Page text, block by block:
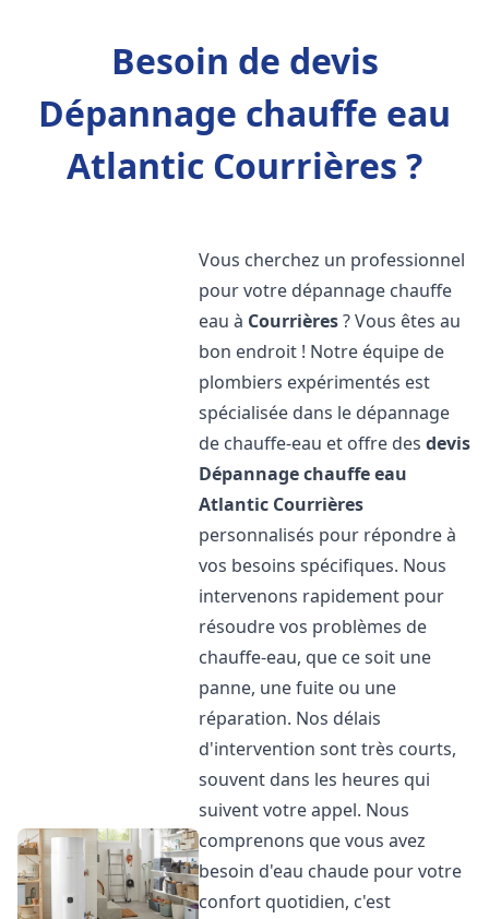
Besoin de devis
Dépannage chauffe eau
Atlantic Courrières ?
Vous cherchez un professionnel
pour votre dépannage chauffe
eau à Courrières? Vous êtes au
bon endroit ! Notre équipe de
plombiers expérimentés est
spécialisée dans le dépannage
de chauffe-eau et offre desdevis
Dépannage chauffe eau
Atlantic Courrières
personnalisés pour répondre à
vos besoins spécifiques. Nous
intervenons rapidement pour
résoudre vos problèmes de
chauffe-eau, que ce soit une
panne, une fuite ou une
réparation. Nos délais
d'intervention sont très courts,
souvent dans les heures qui
suivent votre appel. Nous
comprenons que vous avez
besoin d'eau chaude pour votre
confort quotidien, c'est